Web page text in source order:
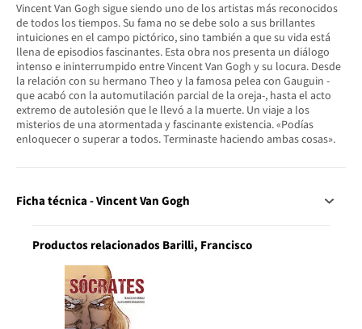
Vincent Van Gogh sigue siendo uno de los artistas más reconocidos
de todos los tiempos. Su fama no se debe solo a sus brillantes
intuiciones en el campo pictórico, sino también a que su vida está
llena de episodios fascinantes. Esta obra nos presenta un diálogo
intenso e ininterrumpido entre Vincent Van Gogh y su locura. Desde
la relación con su hermano Theo y la famosa pelea con Gauguin -
que acabó con la automutilación parcial de la oreja-, hasta el acto
extremo de autolesión que le llevó a la muerte. Un viaje a los
misterios de una atormentada y fascinante existencia. «Podías
enloquecer o superar a todos. Terminaste haciendo ambas cosas».
Ficha técnica - Vincent Van Gogh
Productos relacionados Barilli, Francisco